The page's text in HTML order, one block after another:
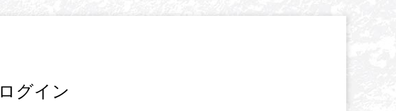
ログイン